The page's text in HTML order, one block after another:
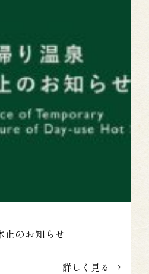
止のお知らせ
詳しく見る